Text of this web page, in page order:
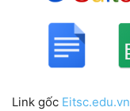
Link gốc Eitsc.edu.vn